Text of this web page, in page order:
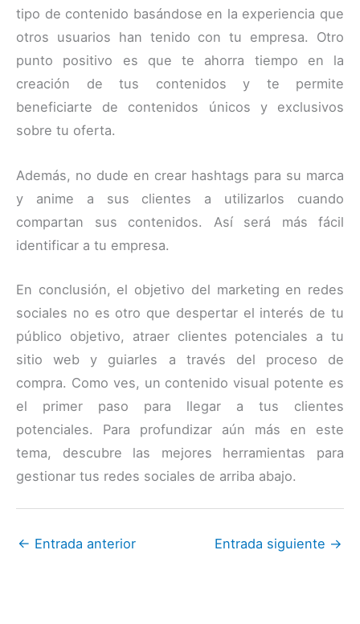
tipo de contenido basándose en la experiencia que
otros usuarios han tenido con tu empresa. Otro
punto positivo es que te ahorra tiempo en la
creación de tus contenidos y te permite
beneficiarte de contenidos únicos y exclusivos
sobre tu oferta.
Además, no dude en crear hashtags para su marca
y anime a sus clientes a utilizarlos cuando
compartan sus contenidos. Así será más fácil
identificar a tu empresa.
En conclusión, el objetivo del marketing en redes
sociales no es otro que despertar el interés de tu
público objetivo, atraer clientes potenciales a tu
sitio web y guiarles a través del proceso de
compra. Como ves, un contenido visual potente es
el primer paso para llegar a tus clientes
potenciales. Para profundizar aún más en este
tema, descubre las mejores herramientas para
gestionar tus redes sociales de arriba abajo.
← Entrada anterior Entrada siguiente →